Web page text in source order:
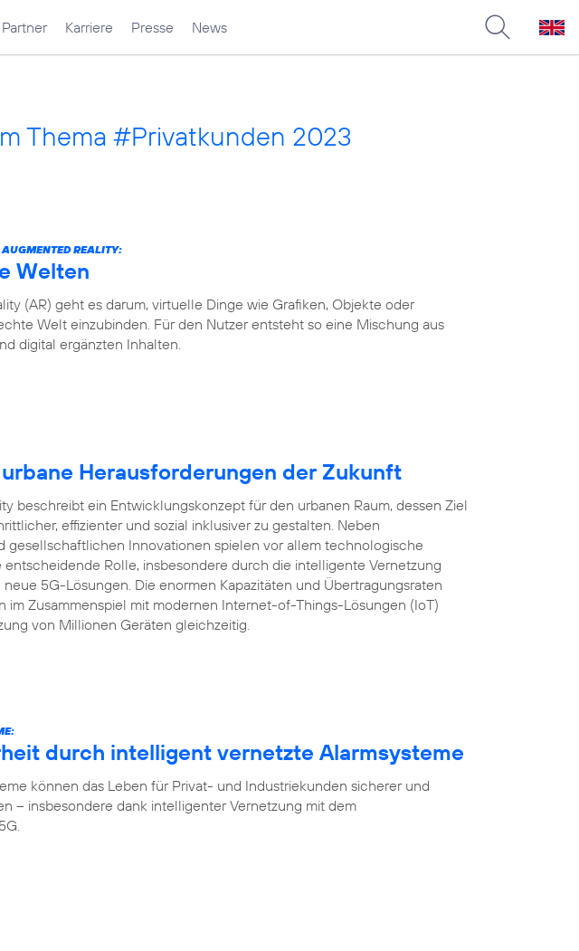
Partner Karriere Presse News
Thema #Privatkunden 2023
REALITY:
Welten
(AR) geht es darum, virtuelle Dinge wie Grafiken, Objekte oder
Welt einzubinden. Für den Nutzer entsteht so eine Mischung aus
digital ergänzten Inhalten.
Herausforderungen der Zukunft
beschreibt ein Entwicklungskonzept für den urbanen Raum, dessen Ziel
effizienter und sozial inklusiver zu gestalten. Neben
gesellschaftlichen Innovationen spielen vor allem technologische
Rolle, insbesondere durch die intelligente Vernetzung
5G-Lösungen. Die enormen Kapazitäten und Übertragungsraten
im Zusammenspiel mit modernen Internet-of-Things-Lösungen (IoT)
von Millionen Geräten gleichzeitig.
durch intelligent vernetzte Alarmsysteme
können das Leben für Privat- und Industriekunden sicherer und
– insbesondere dank intelligenter Vernetzung mit dem